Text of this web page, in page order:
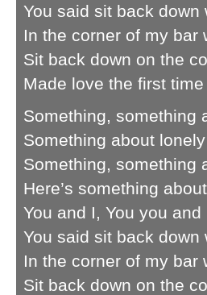
You said sit back down
In the corner of my bar
Sit back down on the
Made love the first
Something, something
Something about
Something, something
Here’s something
You and I, You you
You said sit back down
In the corner of my bar
Sit back down on the